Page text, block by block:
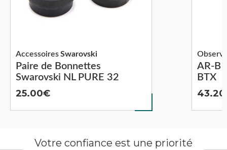
Paire de Bonnettes
Swarovski NL PURE 32
AccessoiresSwarovski
25.00
AR-B
BTX
43.20
Votre confiance est une priorité